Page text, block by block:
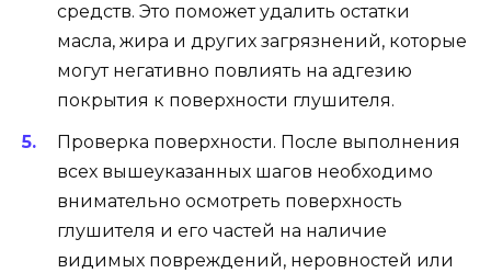
средств. Это поможет удалить остатки
масла, жира и других загрязнений, которые
могут негативно повлиять на адгезию
покрытия к поверхности глушителя.
Проверка поверхности. После выполнения
всех вышеуказанных шагов необходимо
внимательно осмотреть поверхность
глушителя и его частей на наличие
видимых повреждений, неровностей или